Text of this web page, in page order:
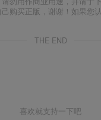
购买正版，谢谢！如果您
THE END
喜欢就支持一下吧